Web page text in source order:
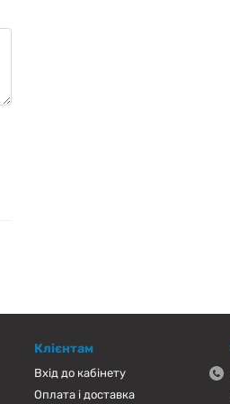
Клієнтам
Вхід до кабінету
Оплата і доставка